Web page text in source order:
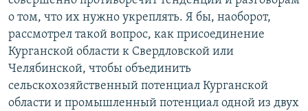
о том, что их нужно укреплять. Я бы, наоборот,
рассмотрел такой вопрос, как присоединение
Курганской области к Свердловской или
Челябинской, чтобы объединить
сельскохозяйственный потенциал Курганской
области и промышленный потенциал одной из двух